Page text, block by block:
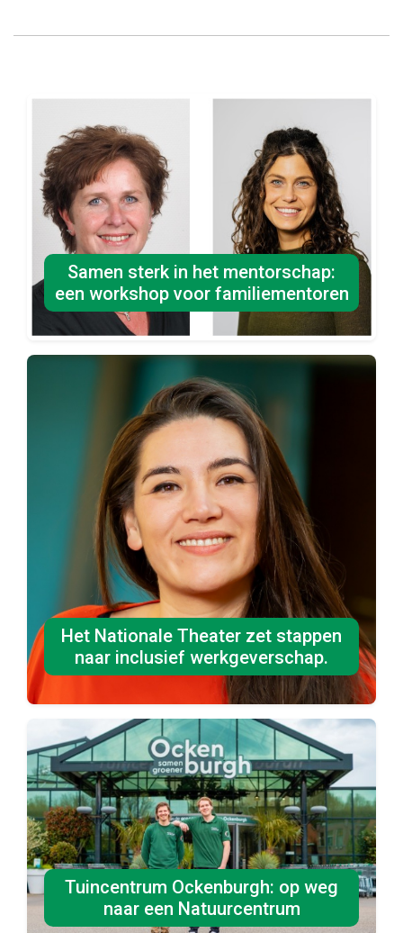
Samen sterk in het mentorschap:
een workshop voor familiementoren
Het Nationale Theater zet stappen
naar inclusief werkgeverschap.
Tuincentrum Ockenburgh: op weg
naar een Natuurcentrum